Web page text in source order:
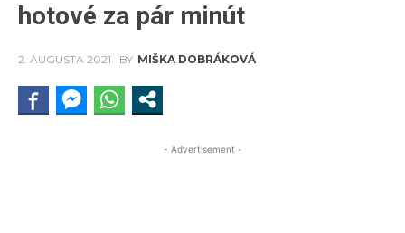
hotové za pár minút
2. AUGUSTA 2021 BY MIŠKA DOBRÁKOVÁ
- Advertisement -